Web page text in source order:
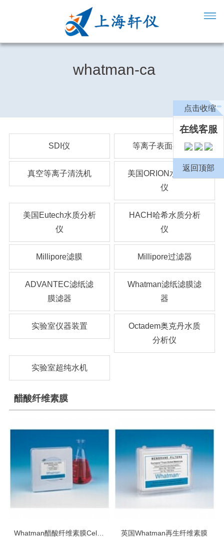
whatman-ca
SDI仪 等离子表面处理机
真空等离子清洗机
美国ORION水质分析
仪
美国Eutech水质分析
仪
HACH哈希水质分析
仪
Millipore滤膜 Millipore过滤器
ADVANTEC滤纸滤
膜滤器
Whatman滤纸滤膜滤
器
实验室仪器装置
Octadem奥克丹水质
分析仪
实验室超纯水机
醋酸纤维素膜
Whatman醋酸纤维素膜Cellulose Membranes 英国Whatman再生纤维素膜
点击收缩
在线客服
返回顶部